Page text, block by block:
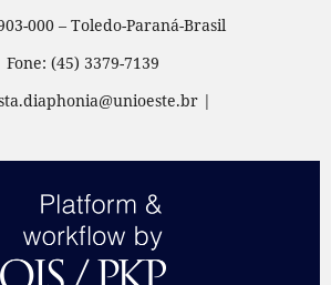
000 – Toledo-Paraná-Brasil
Fone: (45) 3379-7139
|